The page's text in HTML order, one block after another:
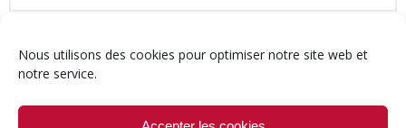
Nous utilisons des cookies pour optimiser notre site web et
notre service.